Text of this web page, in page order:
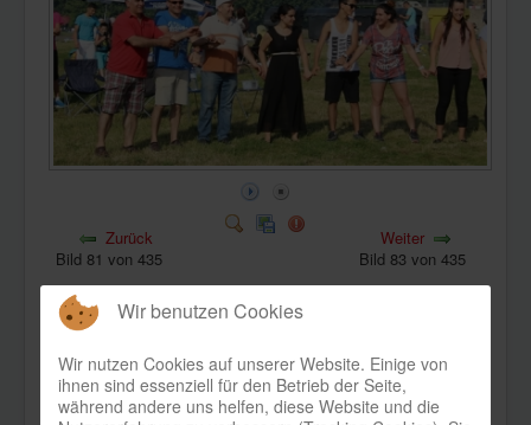
Zurück
Bild 81 von 435
Weiter
Bild 83 von 435
Bild-Informationen
Wir benutzen Cookies
Wir nutzen Cookies auf unserer Website. Einige von
ihnen sind essenziell für den Betrieb der Seite,
während andere uns helfen, diese Website und die